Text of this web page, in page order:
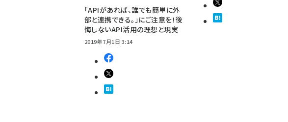
「APIがあれば、誰でも簡単に外
部と連携できる。」にご注意を！後
悔しないAPI活用の理想と現実
2019年7月1日 3:14